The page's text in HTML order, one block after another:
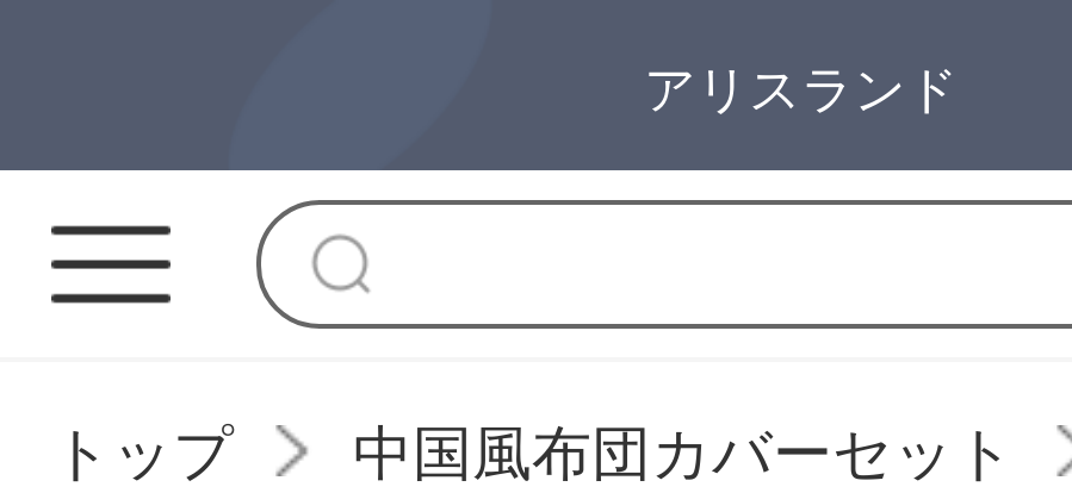
アリスランド
トップ
中国風布団カバーセット